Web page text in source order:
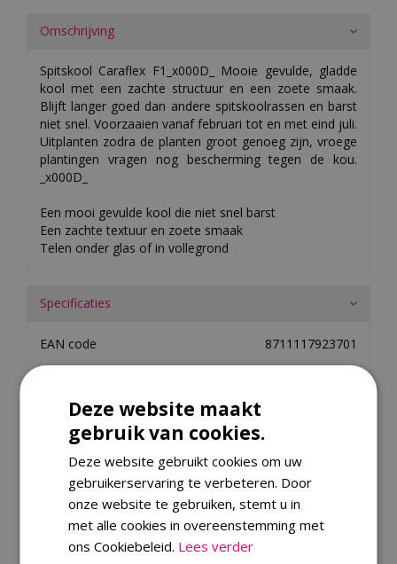
Omschrijving
Spitskool Caraflex F1_x000D_ Mooie gevulde, gladde
kool met een zachte structuur en een zoete smaak.
Blijft langer goed dan andere spitskoolrassen en barst
niet snel. Voorzaaien vanaf februari tot en met eind juli.
Uitplanten zodra de planten groot genoeg zijn, vroege
plantingen vragen nog bescherming tegen de kou.
_x000D_
Een mooi gevulde kool die niet snel barst
Een zachte textuur en zoete smaak
Telen onder glas of in vollegrond
Specificaties
EAN code
8711117923701
Merk
Buzzy Seeds
Inhoud
Zaaitijd binnen
Zaaitijd buiten
april t/m juli
Oogsttijd
juni t/m november
Deze website maakt
gebruik van cookies.
Deze website gebruikt cookies om uw
gebruikerservaring te verbeteren. Door
onze website te gebruiken, stemt u in
met alle cookies in overeenstemming met
ons Cookiebeleid. Lees verder